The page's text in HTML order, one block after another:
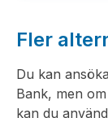
Fler
Du kan
Bank, men
kan du